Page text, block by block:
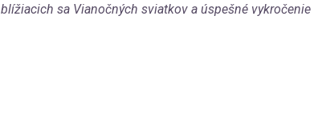
sa Vianočných sviatkov a úspešné vykročenie